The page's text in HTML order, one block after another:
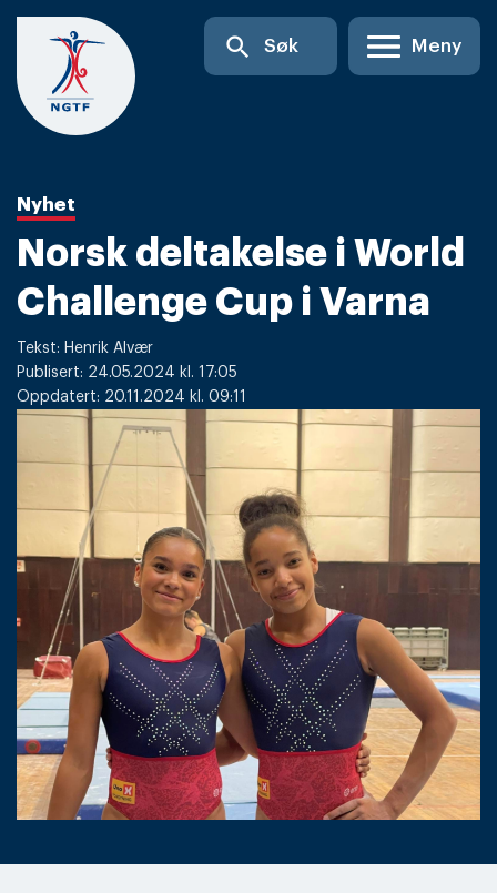
Skip
content
search Søk Meny
Nyhet
Norsk deltakelse i World
Challenge Cup i Varna
Tekst: Henrik Alvær
Publisert: 24.05.2024 kl. 17:05
Oppdatert: 20.11.2024 kl. 09:11